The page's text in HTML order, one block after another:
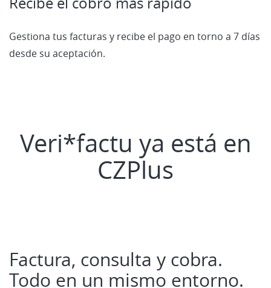
Gestiona tus facturas y recibe el pago en torno a 7 días
desde su aceptación.
Veri*factu ya está en
CZPlus
Factura, consulta y cobra.
Todo en un mismo entorno.